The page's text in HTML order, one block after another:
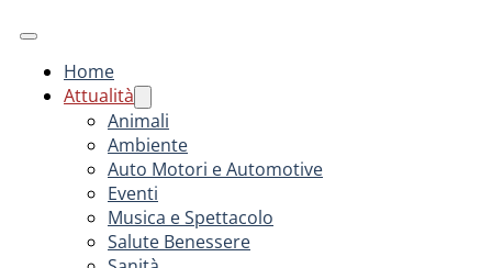
Home
Attualità
Animali
Ambiente
Auto Motori e Automotive
Eventi
Musica e Spettacolo
Salute Benessere